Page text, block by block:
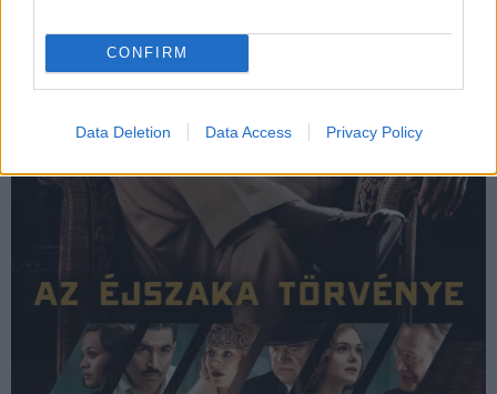
CONFIRM
Data Deletion Data Access Privacy Policy